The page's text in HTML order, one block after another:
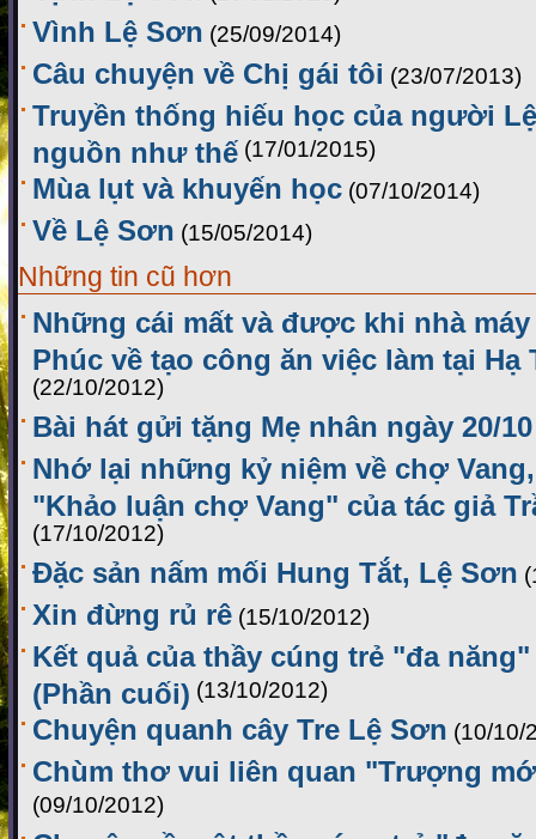
Vình Lệ Sơn (25/09/2014)
Câu chuyện về Chị gái tôi (23/07/2013)
Truyền thống hiếu học của người
nguồn như thế (17/01/2015)
Mùa lụt và khuyến học (07/10/2014)
Về Lệ Sơn (15/05/2014)
Những tin cũ hơn
Những cái mất và được khi nhà
Phúc về tạo công ăn việc làm tại Hạ
(22/10/2012)
Bài hát gửi tặng Mẹ nhân ngày 20/10
Nhớ lại những kỷ niệm về chợ
"Khảo luận chợ Vang" của tác giả
(17/10/2012)
Đặc sản nấm mối Hung Tắt, Lệ Sơn
Xin đừng rủ rê (15/10/2012)
Kết quả của thầy cúng trẻ "đa
(Phần cuối) (13/10/2012)
Chuyện quanh cây Tre Lệ Sơn (10/10/
Chùm thơ vui liên quan "Trượng
(09/10/2012)